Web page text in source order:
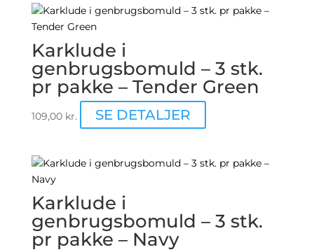
Karklude i
genbrugsbomuld – 3 stk.
pr pakke – Tender Green
109,00 kr. SE DETALJER
Karklude i
genbrugsbomuld – 3 stk.
pr pakke – Navy